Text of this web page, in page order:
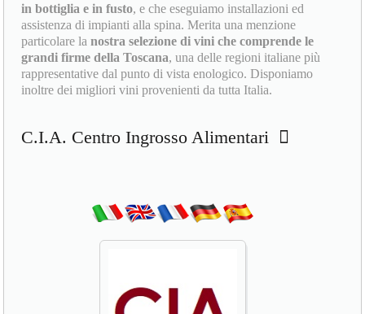
in bottiglia e in fusto, e che eseguiamo installazioni ed
assistenza di impianti alla spina. Merita una menzione
particolare lanostra selezione di vini che comprende le
grandi firme della Toscana, una delle regioni italiane più
rappresentative dal punto di vista enologico. Disponiamo
inoltre dei migliori vini provenienti da tutta Italia.
C.I.A. Centro Ingrosso Alimentari